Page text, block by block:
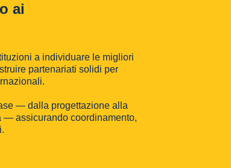
ai
a individuare le migliori
partenariati solidi per
— dalla progettazione alla
— assicurando coordinamento,